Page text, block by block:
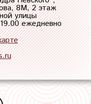
8М, 2 этаж
улицы
ежедневно